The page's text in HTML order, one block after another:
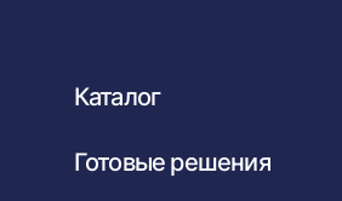
Каталог
Готовые решения